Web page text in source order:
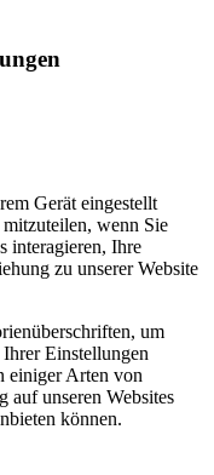
Gerät eingestellt
wenn Sie
interagieren, Ihre
zu unserer Website
um
Einstellungen
einiger Arten von
unseren Websites
können.